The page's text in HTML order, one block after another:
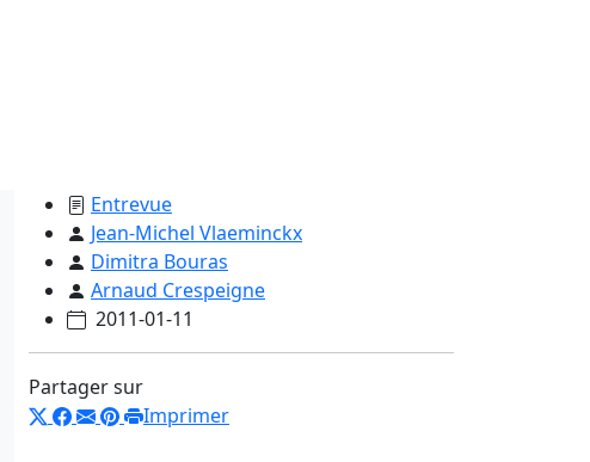
Entrevue
Jean-Michel Vlaeminckx
Dimitra Bouras
Arnaud Crespeigne
2011-01-11
Partager sur
Imprimer